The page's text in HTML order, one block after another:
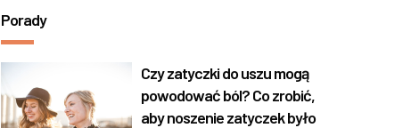
Porady
Czy zatyczki do uszu mogą
powodować ból? Co zrobić,
aby noszenie zatyczek było